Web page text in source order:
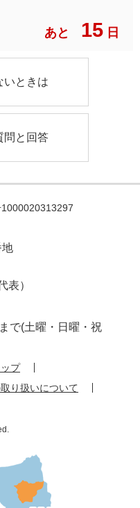
あと 15 日
いときは
問と回答
地
表）
で(土曜・日曜・祝
プ
り扱いについて